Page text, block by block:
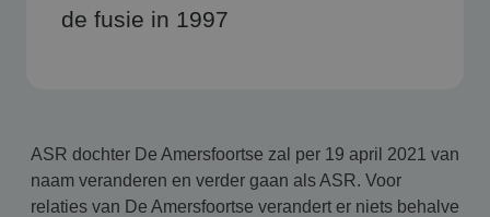
de fusie in 1997
ASR dochter De Amersfoortse zal per 19 april 2021 van
naam veranderen en verder gaan als ASR. Voor
relaties van De Amersfoortse verandert er niets behalve